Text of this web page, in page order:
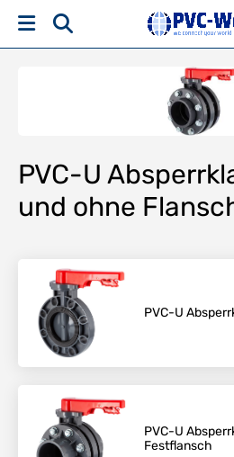
PVC-U
und ohne
PVC-U
PVC-U
Festflansch